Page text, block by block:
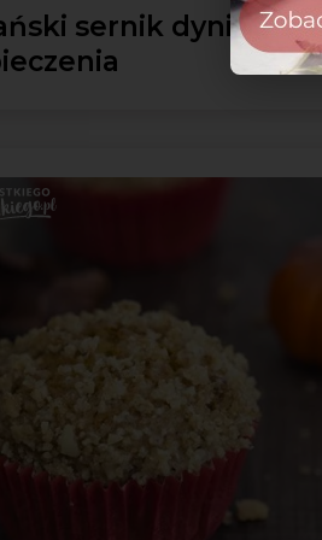
sernik dyniowy